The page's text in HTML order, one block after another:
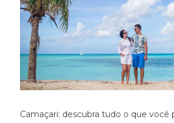
Camaçari: descubra tudo o que você